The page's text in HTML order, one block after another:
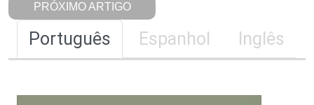
PRÓXIMO ARTIGO
Português Espanhol Inglês